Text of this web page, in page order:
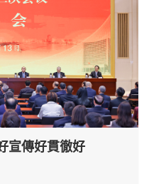
宣傳好貫徹好